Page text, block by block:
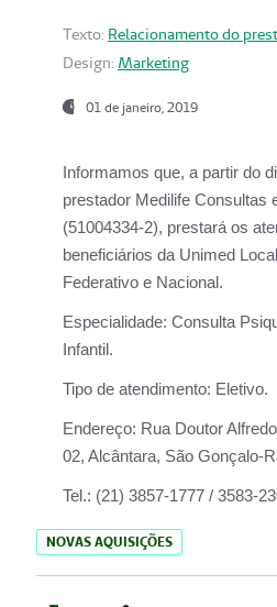
Texto: Relacionamento do
Design: Marketing
01 de janeiro, 2019
Informamos que, a partir do
prestador Medilife Consultas
(51004334-2), prestará os
beneficiários da Unimed
Federativo e Nacional.
Especialidade: Consulta
Infantil.
Tipo de atendimento: Eletivo.
Endereço: Rua Doutor
02, Alcântara, São Gonçalo-
Tel.: (21) 3857-1777 / 3583-
NOVAS AQUISIÇÕES